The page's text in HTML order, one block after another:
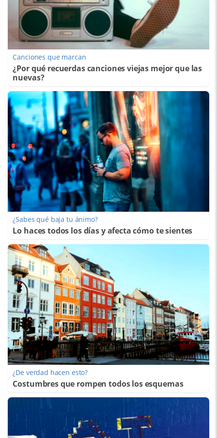
Canciones que marcan
¿Por qué recuerdas canciones viejas mejor que las
nuevas?
¿Sabes qué baja tu ánimo?
Lo haces todos los días y afecta cómo te sientes
¿De verdad hacen esto?
Costumbres que rompen todos los esquemas